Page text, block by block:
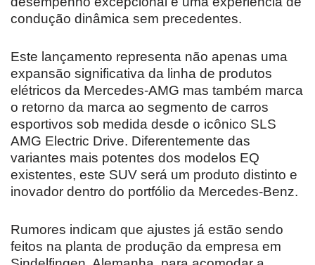
condução dinâmica sem precedentes.
Este lançamento representa não apenas uma
expansão significativa da linha de produtos
elétricos da Mercedes-AMG mas também marca
o retorno da marca ao segmento de carros
esportivos sob medida desde o icônico SLS
AMG Electric Drive. Diferentemente das
variantes mais potentes dos modelos EQ
existentes, este SUV será um produto distinto e
inovador dentro do portfólio da Mercedes-Benz.
Rumores indicam que ajustes já estão sendo
feitos na planta de produção da empresa em